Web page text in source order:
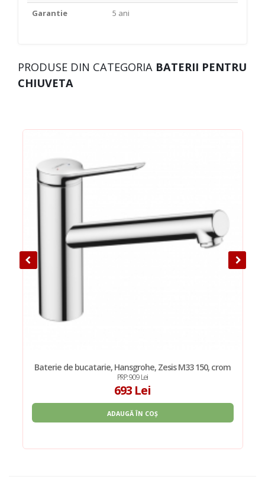
Garantie 5 ani
PRODUSE DIN CATEGORIA BATERII PENTRU
CHIUVETA
Baterie de bucatarie, Hansgrohe, Zesis M33 150, crom
PRP: 909 Lei
693 Lei
ADAUGĂ ÎN COȘ